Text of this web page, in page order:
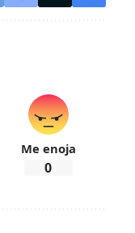
Me enoja
0